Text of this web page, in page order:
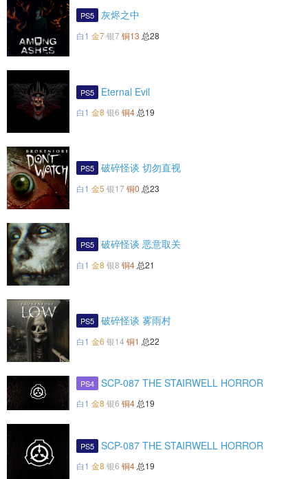
PS5 灰烬之中
白1 金7银7 铜13 总28
PS5 Eternal Evil
白1 金8 银6 铜4 总19
PS5 破碎怪谈 切勿直视
白1 金5 银17 铜0 总23
PS5 破碎怪谈 恶意取关
白1 金8 银8 铜4 总21
PS5 破碎怪谈 雾雨村
白1 金6 银14 铜1 总22
PS4 SCP-087 THE STAIRWELL HORROR
白1 金8 银6 铜4 总19
PS5 SCP-087 THE STAIRWELL HORROR
白1 金8 银6 铜4 总19